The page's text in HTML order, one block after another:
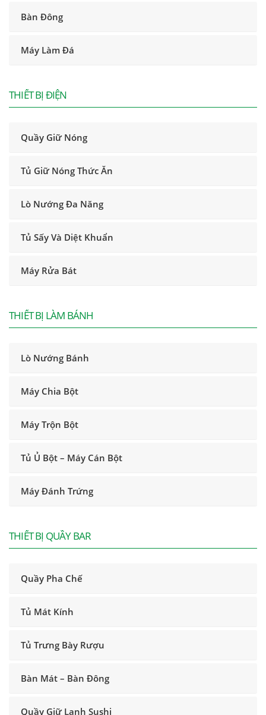
Bàn Đông
Máy Làm Đá
THIẾT BỊ ĐIỆN
Quầy Giữ Nóng
Tủ Giữ Nóng Thức Ăn
Lò Nướng Đa Năng
Tủ Sấy Và Diệt Khuẩn
Máy Rửa Bát
THIẾT BỊ LÀM BÁNH
Lò Nướng Bánh
Máy Chia Bột
Máy Trộn Bột
Tủ Ủ Bột – Máy Cán Bột
Máy Đánh Trứng
THIẾT BỊ QUẦY BAR
Quầy Pha Chế
Tủ Mát Kính
Tủ Trưng Bày Rượu
Bàn Mát – Bàn Đông
Quầy Giữ Lạnh Sushi